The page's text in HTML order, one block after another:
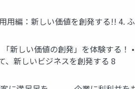
用編：新しい価値を創発する!! 4.
新しい価値の創発」を体験する
、新しいビジネスを創発する 8